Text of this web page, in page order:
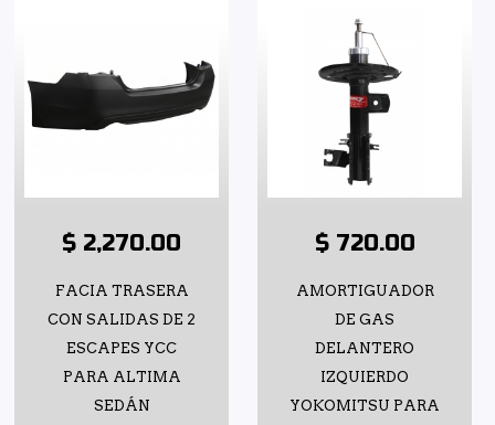
$ 2,270.00
FACIA TRASERA
CON SALIDAS DE 2
ESCAPES YCC
PARA ALTIMA
SEDÁN
$ 720.00
AMORTIGUADOR
DE GAS
DELANTERO
IZQUIERDO
YOKOMITSU PARA